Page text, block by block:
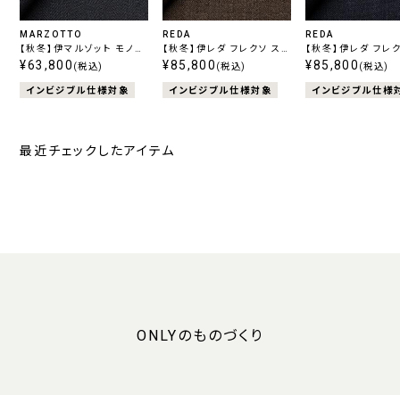
MARZOTTO
【秋冬】伊マルゾット モノス
トレッチ ネイビー へリンボ
¥63,800 (税込)
インビジブル仕様対象
REDA
【秋冬】伊レダ フレクソ スト
レッチ ブラウン
¥85,800 (税込)
インビジブル仕様対象
REDA
【秋冬】伊レダ フレ
レッチ ブルー
¥85,800 (税込)
インビジブル仕様
最近チェックしたアイテム
ONLYのものづくり